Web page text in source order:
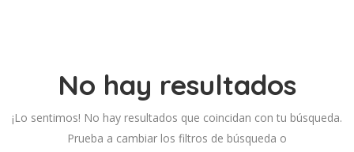
No hay resultados
¡Lo sentimos! No hay resultados que coincidan con tu búsqueda.
Prueba a cambiar los filtros de búsqueda o